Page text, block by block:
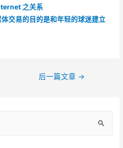
之关系
交易的目的是和年轻的球迷建立
后一篇文章 →